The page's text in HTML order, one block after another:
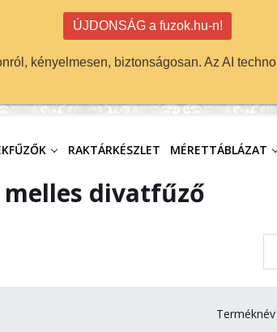
RAKTÁRKÉSZLET MÉRETTÁBLÁZAT
melles divatfűző
ÚJDONSÁG a fuzok.hu-n!
kényelmesen, biztonságosan. Az AI